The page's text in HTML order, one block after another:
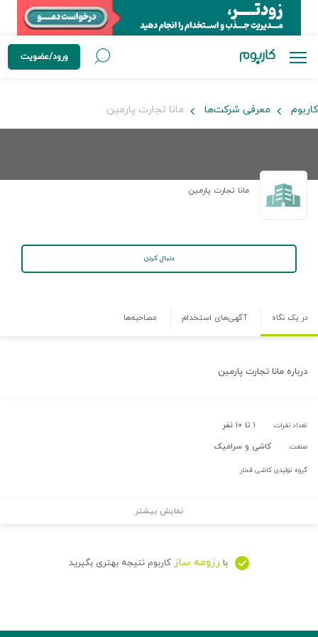
ورود/عضویت
کاربوم معرفی شرکت‌ها مانا تجارت پارمین
مانا تجارت پارمین
دنبال کردن
در یک نگاه آگهی‌های استخدام مصاحبه‌ها
درباره مانا تجارت پارمین
تعداد نفرات: ۱ تا ۱۰ نفر
صنعت: کاشی و سرامیک
گروه تولیدی کاشی فخار
نمایش بیشتر
با رزومه ساز کاربوم نتیجه بهتری بگیرید